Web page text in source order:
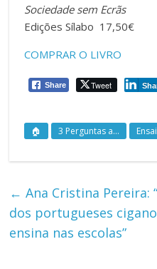
Sociedade sem Ecrãs
Edições Sílabo 17,50€
COMPRAR O LIVRO
Share Tweet
🏠 3 Perguntas a...
← Ana Cristina Pereira:
dos portugueses
ensina nas escolas”